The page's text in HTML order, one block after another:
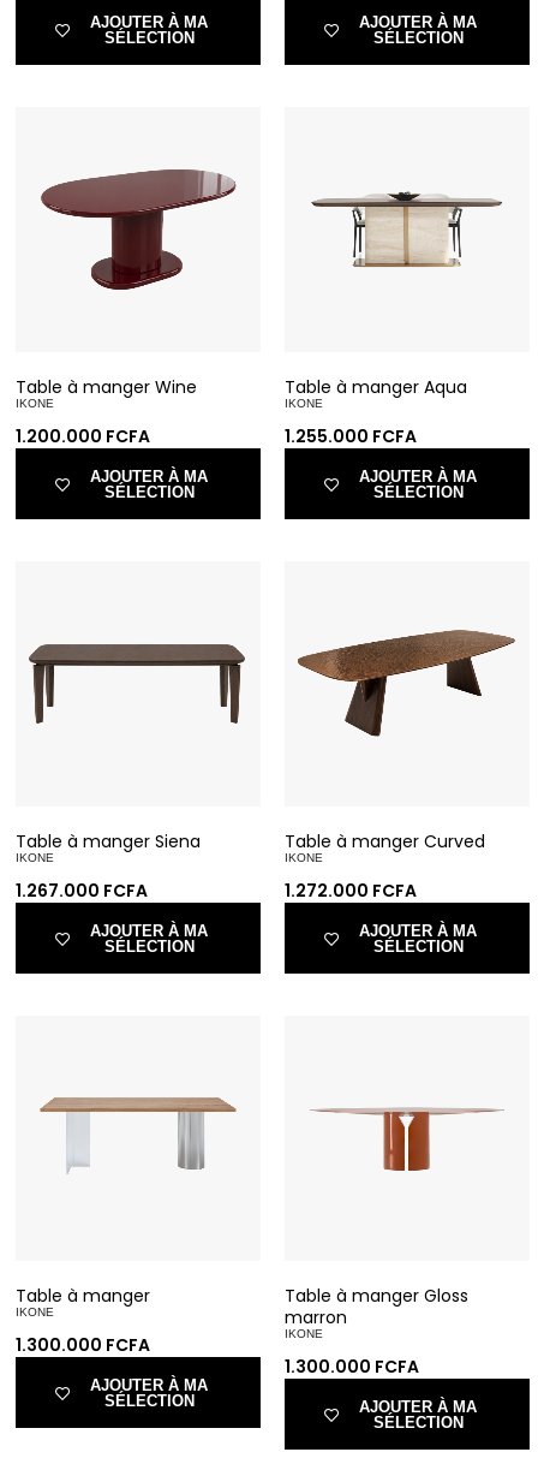
AJOUTER À MA
SÉLECTION
AJOUTER À MA
SÉLECTION
Table à manger Wine
IKONE
1.200.000 FCFA
AJOUTER À MA
SÉLECTION
Table à manger Aqua
IKONE
1.255.000 FCFA
AJOUTER À MA
SÉLECTION
Table à manger Siena
IKONE
1.267.000 FCFA
AJOUTER À MA
SÉLECTION
Table à manger Curved
IKONE
1.272.000 FCFA
AJOUTER À MA
SÉLECTION
Table à manger
IKONE
1.300.000 FCFA
AJOUTER À MA
SÉLECTION
Table à manger Gloss
marron
IKONE
1.300.000 FCFA
AJOUTER À MA
SÉLECTION